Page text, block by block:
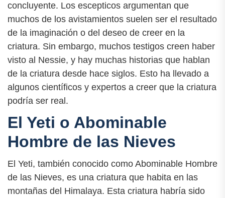
concluyente. Los escepticos argumentan que
muchos de los avistamientos suelen ser el resultado
de la imaginación o del deseo de creer en la
criatura. Sin embargo, muchos testigos creen haber
visto al Nessie, y hay muchas historias que hablan
de la criatura desde hace siglos. Esto ha llevado a
algunos científicos y expertos a creer que la criatura
podría ser real.
El Yeti o Abominable
Hombre de las Nieves
El Yeti, también conocido como Abominable Hombre
de las Nieves, es una criatura que habita en las
montañas del Himalaya. Esta criatura habría sido